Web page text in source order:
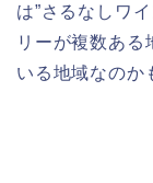
は”さるなしワ
リーが複数ある
いる地域なのか